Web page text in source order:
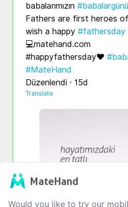
babalarımızın #babalargünü
Fathers are first heroes
wish a happy #fathersday
💻matehand.com
#happyfathersday❤️
#MateHand
Düzenlendi · 15d
Translate
MateHand
Would you like to try our